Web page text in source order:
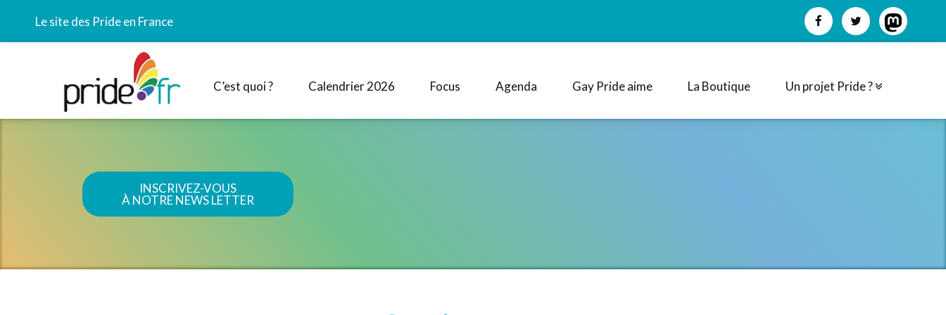
Le site des Pride en France
C’est quoi ? Calendrier 2026 Focus Agenda Gay Pride aime La Boutique Un projet Pride ?
INSCRIVEZ-VOUS
À NOTRE NEWS LETTER